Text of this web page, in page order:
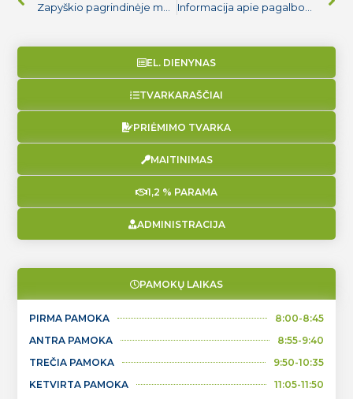
EL. DIENYNAS
TVARKARAŠČIAI
PRIĖMIMO TVARKA
MAITINIMAS
1,2 % PARAMA
ADMINISTRACIJA
PAMOKŲ LAIKAS
PIRMA PAMOKA
8:00-8:45
ANTRA PAMOKA
8:55-9:40
TREČIA PAMOKA
9:50-10:35
KETVIRTA PAMOKA
11:05-11:50